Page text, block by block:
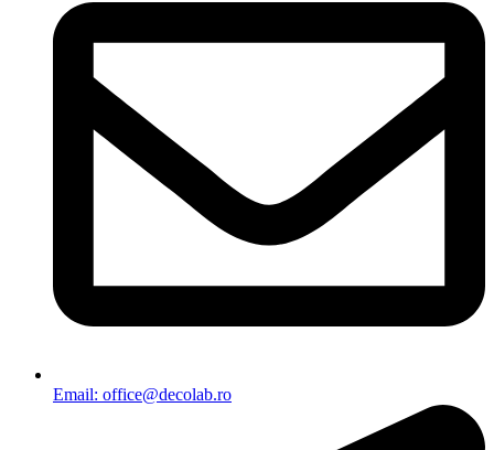
Email: office@decolab.ro